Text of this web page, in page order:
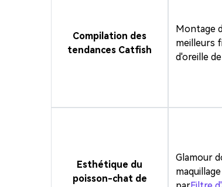
Compilation des
tendances Catfish
Montage
meilleurs
d'oreille
Esthétique du
poisson-chat de
Glamour